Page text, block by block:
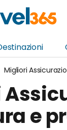
Africa
America
America
Migliori
e